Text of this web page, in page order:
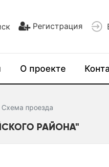
Регистрация
О проекте
Схема проезда
РАЙОНА"